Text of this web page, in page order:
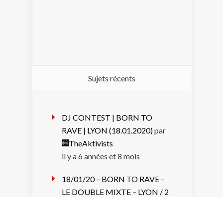
Sujets récents
DJ CONTEST | BORN TO
RAVE | LYON (18.01.2020)par
TheAktivists
il y a 6 années et 8 mois
18/01/20 – BORN TO RAVE –
LE DOUBLE MIXTE – LYON / 2